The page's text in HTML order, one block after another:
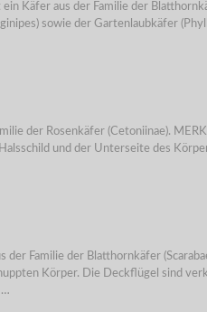
Käfer aus der Familie der
sowie der Gartenlaubkäfer
der Rosenkäfer (Cetoniinae).
und der Unterseite des
Familie der Blatthornkäfer
Körper. Die Deckflügel sind